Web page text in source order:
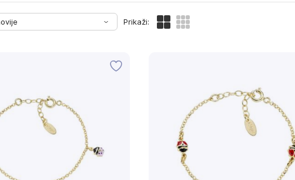
Prikaži: